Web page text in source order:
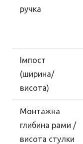
ручка
Імпост
(ширина/
висота)
Монтажна
глибина рами /
висота стулки